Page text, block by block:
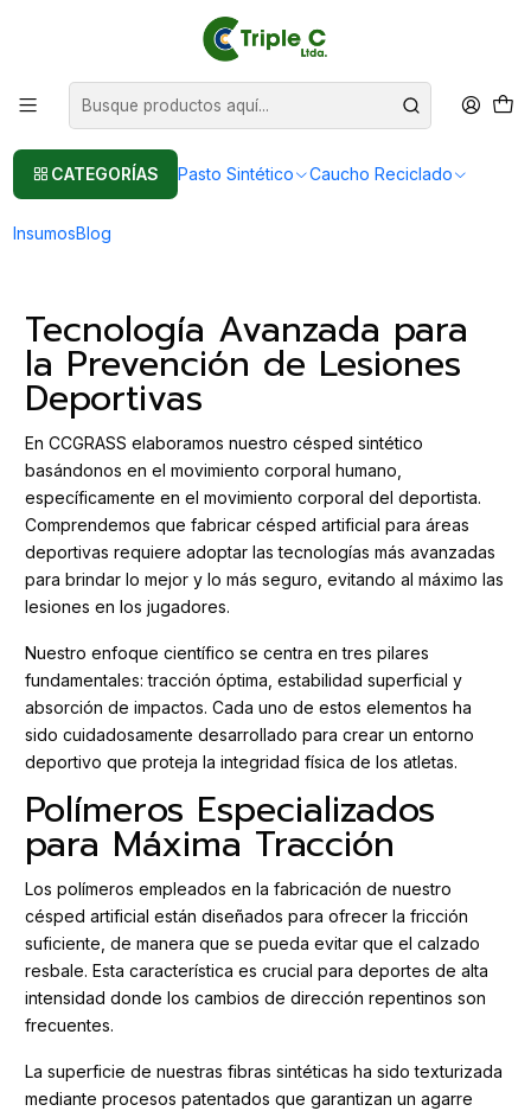
CATEGORÍAS Pasto Sintético Caucho Reciclado
InsumosBlog
Pasto sintético Para Jardín
CCGRASS: Césped Sintético Deportivo que Previene Lesiones y
Mejora el Rendimiento
CCGRASS: Césped Sintético Deportivo
que Previene Lesiones y Mejora el
Rendimiento
Tecnología Avanzada para
la Prevención de Lesiones
Deportivas
En CCGRASS elaboramos nuestro césped sintético
basándonos en el movimiento corporal humano,
específicamente en el movimiento corporal del deportista.
Comprendemos que fabricar césped artificial para áreas
deportivas requiere adoptar las tecnologías más avanzadas
para brindar lo mejor y lo más seguro, evitando al máximo las
lesiones en los jugadores.
Nuestro enfoque científico se centra en tres pilares
fundamentales: tracción óptima, estabilidad superficial y
absorción de impactos. Cada uno de estos elementos ha
sido cuidadosamente desarrollado para crear un entorno
deportivo que proteja la integridad física de los atletas.
Polímeros Especializados
para Máxima Tracción
Los polímeros empleados en la fabricación de nuestro
césped artificial están diseñados para ofrecer la fricción
suficiente, de manera que se pueda evitar que el calzado
resbale. Esta característica es crucial para deportes de alta
intensidad donde los cambios de dirección repentinos son
frecuentes.
La superficie de nuestras fibras sintéticas ha sido texturizada
mediante procesos patentados que garantizan un agarre